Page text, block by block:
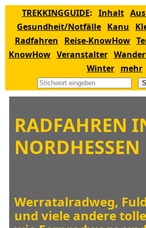
TREKKINGGUIDE: Inhalt
Gesundheit/Notfälle Kanu
Radfahren
Reise-KnowHow
KnowHow Veranstalter
Winter
mehr
RADFAHREN
NORDHESSEN
Werratalradweg,
und viele andere